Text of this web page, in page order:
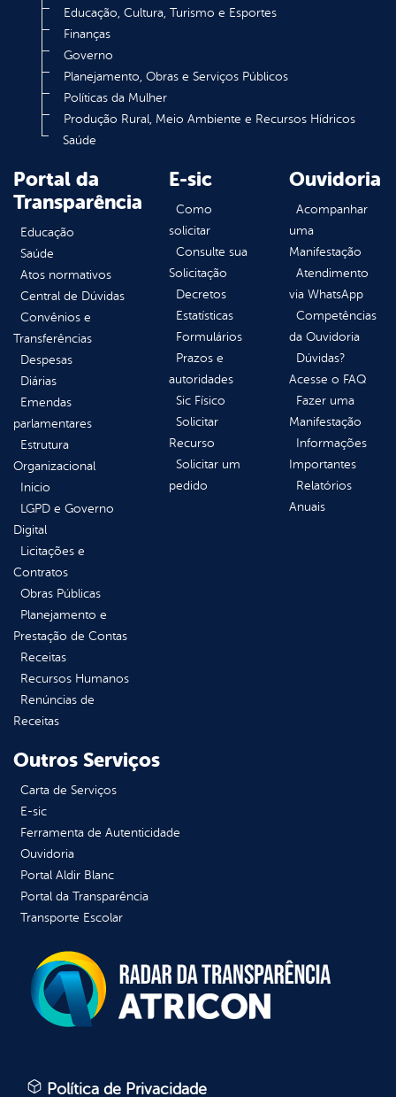
Educação, Cultura, Turismo e Esportes
Finanças
Governo
Planejamento, Obras e Serviços Públicos
Políticas da Mulher
Produção Rural, Meio Ambiente e Recursos Hídricos
Saúde
Portal da
Transparência
Educação
Saúde
Atos normativos
Central de Dúvidas
Convênios e
Transferências
Despesas
Diárias
Emendas
parlamentares
Estrutura
Organizacional
Inicio
LGPD e Governo
Digital
Licitações e
Contratos
Obras Públicas
Planejamento e
Prestação de Contas
Receitas
Recursos Humanos
Renúncias de
Receitas
E-sic
Como
solicitar
Consulte sua
Solicitação
Decretos
Estatísticas
Formulários
Prazos e
autoridades
Sic Físico
Solicitar
Recurso
Solicitar um
pedido
Ouvidoria
Acompanhar
uma
Manifestação
Atendimento
via WhatsApp
Competências
da Ouvidoria
Dúvidas?
Acesse o FAQ
Fazer uma
Manifestação
Informações
Importantes
Relatórios
Anuais
Outros Serviços
Carta de Serviços
E-sic
Ferramenta de Autenticidade
Ouvidoria
Portal Aldir Blanc
Portal da Transparência
Transporte Escolar
Política de Privacidade